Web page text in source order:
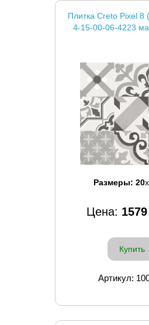
Плитка Creto Pixel 8
4-15-00-06-4223
Размеры: 20x
Цена: 1579
Купить
Артикул: